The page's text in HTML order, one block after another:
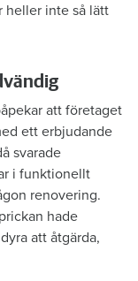
heller inte så lätt
att företaget
ett erbjudande
svarade
i funktionellt
renovering.
hade
att åtgärda,